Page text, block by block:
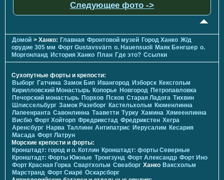
Следующее фото ->
Домой > Ханко: Главная Фронтовой музей Город Ханко Ж/д
орудие 305 мм Форт Gustavsvärn о. Hauensuoli Маяк Бенгшер о.
Моргонланд История Ханко План Где это? Ссылки
Сухопутные форты и крепости:
Выборг Гатчина Замок Бип Ивангород Изборск Кексгольм
Кирилловский Монастырь Копорье Новгород Петропавловка
Печорcкий монастырь Порхов Псков Старая Ладога Тихвин
Шлиссельбург Замок Разеборг Кастельхольм Кюменлинна
Лапеенранта Савонлинна Тааветти Турку Хамина Хямеенлинна
Висбю Форт Хойторп Фредрикстад Фредрикстен Хегра
Аренсбург Нарва Таллинн Антипатрис Иерусалим Кесария
Масада Форт Латрун
Морские крепости и форты:
Кронштадт: город и о. Котлин Кронштадт: форты Северные
Кронштадт: Форты Южные Тронгзунд Форт Александр Форт Ино
Форт Красная Горка Свартхольм Свеаборг Ханко Ваксхольм
Марстранд Форт Сиарё Оскарсборг